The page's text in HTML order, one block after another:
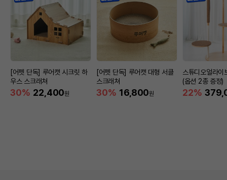
[어펫 단독] 루어캣 시크릿 하
우스 스크래쳐
30% 22,400원
[어펫 단독] 루어캣 대형 서클
스크래쳐
30% 16,800원
스튜디오얼라이
(옵션 2종 증정)
22%